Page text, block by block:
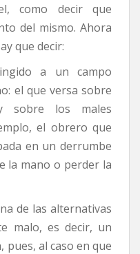
como decir que
del mismo. Ahora
que decir:
a un campo
el que versa sobre
sobre los males
el obrero que
en un derrumbe
la mano o perder la
de las alternativas
malo, es decir, un
pues, al caso en que